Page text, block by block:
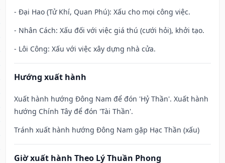
- Đại Hao (Tử Khí, Quan Phú): Xấu cho mọi công việc.
- Nhân Cách: Xấu đối với việc giá thú (cưới hỏi), khởi tạo.
- Lôi Công: Xấu với việc xây dựng nhà cửa.
Hướng xuất hành
Xuất hành hướng Đông Nam để đón 'Hỷ Thần'. Xuất hành
hướng Chính Tây để đón 'Tài Thần'.
Tránh xuất hành hướng Đông Nam gặp Hạc Thần (xấu)
Giờ xuất hành Theo Lý Thuần Phong